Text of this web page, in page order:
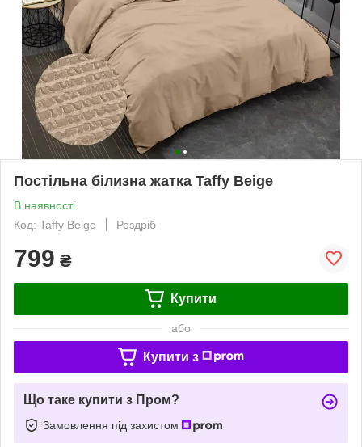
Постільна білизна жатка Taffy Beige
В наявності
Код: Taffy Beige
Роздріб
799 ₴
Купити
або
Купити з
Що таке купити з Пром?
Замовлення під захистом